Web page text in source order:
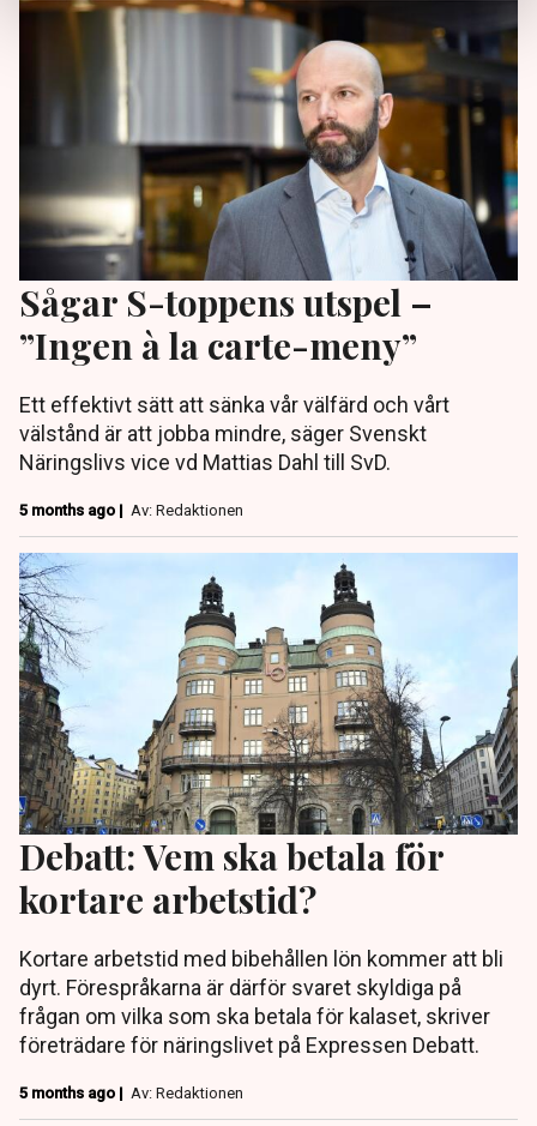
Sågar S-toppens utspel –
”Ingen à la carte-meny”
Ett effektivt sätt att sänka vår välfärd och vårt
välstånd är att jobba mindre, säger Svenskt
Näringslivs vice vd Mattias Dahl till SvD.
5 months ago | Av: Redaktionen
Debatt: Vem ska betala för
kortare arbetstid?
Kortare arbetstid med bibehållen lön kommer att bli
dyrt. Förespråkarna är därför svaret skyldiga på
frågan om vilka som ska betala för kalaset, skriver
företrädare för näringslivet på Expressen Debatt.
5 months ago | Av: Redaktionen